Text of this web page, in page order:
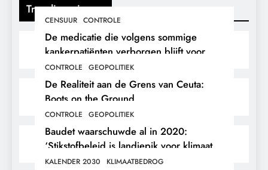
Trending nieuws
CENSUUR CONTROLE
De medicatie die volgens sommige
kankerpatiënten verborgen blijft voor
hun eigen arts.
CONTROLE GEOPOLITIEK
De Realiteit aan de Grens van Ceuta:
Boots on the Ground.
CONTROLE GEOPOLITIEK
Baudet waarschuwde al in 2020:
‘Stikstofbeleid is landjepik voor klimaat
en immigratie’.
KALENDER 2030 KLIMAATBEDROG